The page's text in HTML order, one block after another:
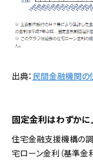
出典： 民間金融機関
固定金利はわずかに
住宅金融支援機構の
宅ローン金利（基準金